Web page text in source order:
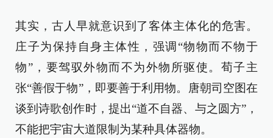
其实，古人早就意识到了客体主体化的危害。
庄子为保持自身主体性，强调“物物而不物于
物”，要驾驭外物而不为外物所驱使。荀子主
张“善假于物”，即要善于利用物。唐朝司空图在
谈到诗歌创作时，提出“道不自器、与之圆方”，
不能把宇宙大道限制为某种具体器物。